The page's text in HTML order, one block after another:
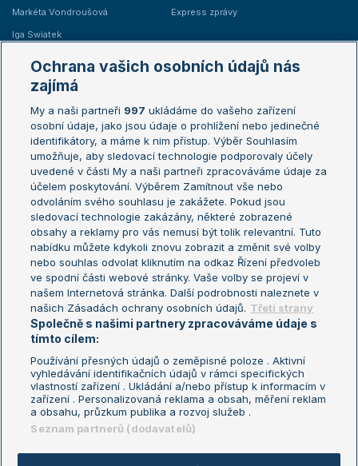
Markéta Vondroušová
Iga Swiatek
Express zprávy
Žebříčky
Žebříček ATP (muži)
Žebříček WTA (ženy)
Sázkařský žebříček
Australian Open
French Open
Wimbledon
US Open
Turnaj mistrů
Turnaj mistryň
Aktualní trendy
Fotbalové přestupy
Livesport Daily
LS Prague Open
Podmínky užití
Nastavení soukromí
GDPR a žurnalistika
Reklama
Kontakt
Informace o zpracování osobních
údajů
Ochrana vašich osobních údajů nás
zajímá
My a naši partneři 997 ukládáme do vašeho zařízení
osobní údaje, jako jsou údaje o prohlížení nebo jedinečné
identifikátory, a máme k nim přístup. Výběr Souhlasím
umožňuje, aby sledovací technologie podporovaly účely
uvedené v části My a naši partneři zpracováváme údaje za
účelem poskytování. Výběrem Zamítnout vše nebo
odvoláním svého souhlasu je zakážete. Pokud jsou
sledovací technologie zakázány, některé zobrazené
obsahy a reklamy pro vás nemusí být tolik relevantní. Tuto
nabídku můžete kdykoli znovu zobrazit a změnit své volby
nebo souhlas odvolat kliknutím na odkaz Řízení předvoleb
ve spodní části webové stránky. Vaše volby se projeví v
našem Internetová stránka. Další podrobnosti naleznete v
našich Zásadách ochrany osobních údajů. Třetí strany
Společně s našimi partnery zpracováváme údaje s
tímto cílem:
Používání přesných údajů o zeměpisné poloze . Aktivní
vyhledávání identifikačních údajů v rámci specifických
vlastností zařízení . Ukládání a/nebo přístup k informacím v
zařízení . Personalizovaná reklama a obsah, měření reklam
a obsahu, průzkum publika a rozvoj služeb .
Seznam partnerů (dodavatelů)